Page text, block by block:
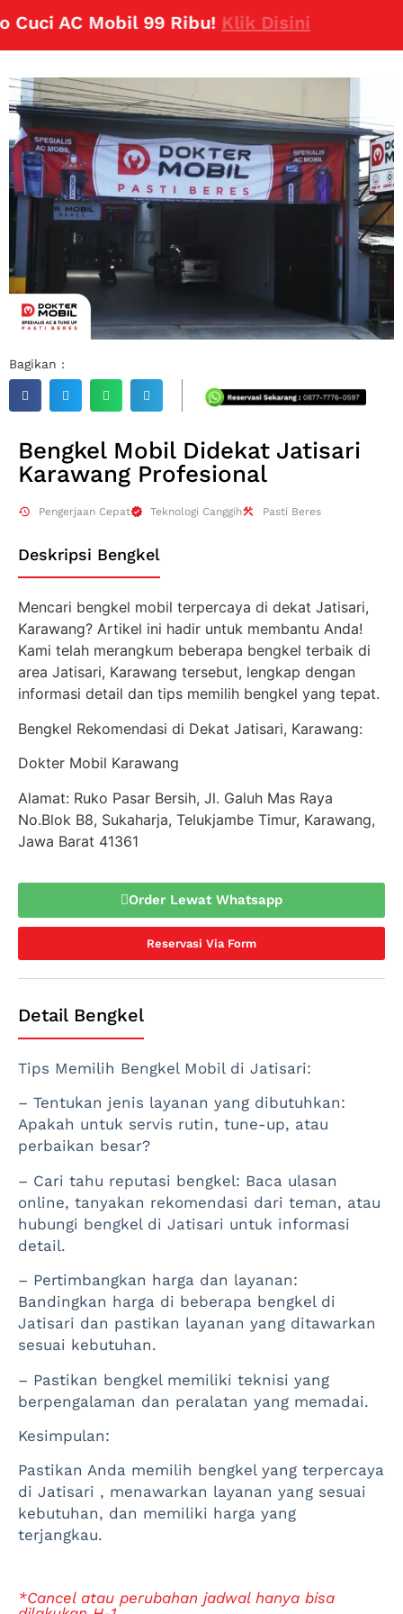
AC Mobil 99 Ribu!Klik Disini
Bagikan :
Bengkel Mobil Didekat Jatisari
Karawang Profesional
Pengerjaan Cepat Teknologi Canggih Pasti Beres
Deskripsi Bengkel
Mencari bengkel mobil terpercaya di dekat Jatisari,
Karawang? Artikel ini hadir untuk membantu Anda!
Kami telah merangkum beberapa bengkel terbaik di
area Jatisari, Karawang tersebut, lengkap dengan
informasi detail dan tips memilih bengkel yang tepat.
Bengkel Rekomendasi di Dekat Jatisari, Karawang:
Dokter Mobil Karawang
Alamat: Ruko Pasar Bersih, Jl. Galuh Mas Raya
No.Blok B8, Sukaharja, Telukjambe Timur, Karawang,
Jawa Barat 41361
Order Lewat Whatsapp
Reservasi Via Form
Detail Bengkel
Tips Memilih Bengkel Mobil di Jatisari:
– Tentukan jenis layanan yang dibutuhkan:
Apakah untuk servis rutin, tune-up, atau
perbaikan besar?
– Cari tahu reputasi bengkel: Baca ulasan
online, tanyakan rekomendasi dari teman, atau
hubungi bengkel di Jatisari untuk informasi
detail.
– Pertimbangkan harga dan layanan:
Bandingkan harga di beberapa bengkel di
Jatisari dan pastikan layanan yang ditawarkan
sesuai kebutuhan.
– Pastikan bengkel memiliki teknisi yang
berpengalaman dan peralatan yang memadai.
Kesimpulan:
Pastikan Anda memilih bengkel yang terpercaya
di Jatisari , menawarkan layanan yang sesuai
kebutuhan, dan memiliki harga yang
terjangkau.
*Cancel atau perubahan jadwal hanya bisa